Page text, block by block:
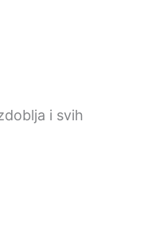
i svih